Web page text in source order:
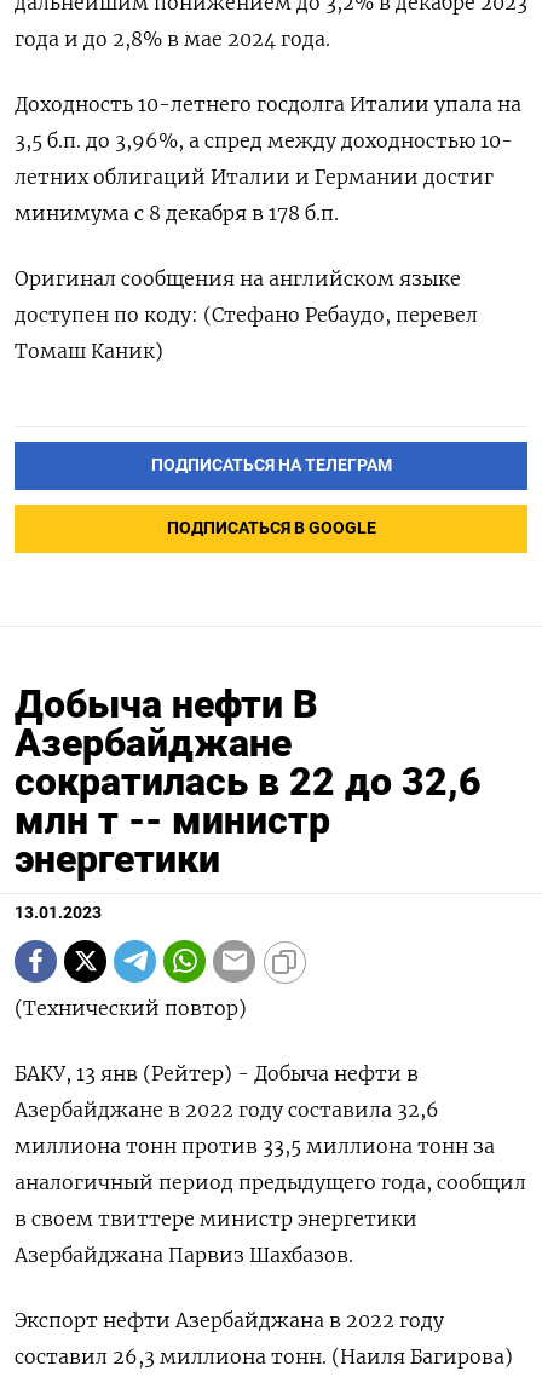
года и до 2,8% в мае 2024 года.
Доходность 10-летнего госдолга Италии упала на
3,5 б.п. до 3,96%, а спред между доходностью 10-
летних облигаций Италии и Германии достиг
минимума с 8 декабря в 178 б.п.
Оригинал сообщения на английском языке
доступен по коду: (Стефано Ребаудо, перевел
Томаш Каник)
ПОДПИСАТЬСЯ НА ТЕЛЕГРАМ
ПОДПИСАТЬСЯ В GOOGLE
Добыча нефти В
Азербайджане
сократилась в 22 до 32,6
млн т -- министр
энергетики
13.01.2023
(Технический повтор)
БАКУ, 13 янв (Рейтер) - Добыча нефти в
Азербайджане в 2022 году составила 32,6
миллиона тонн против 33,5 миллиона тонн за
аналогичный период предыдущего года, сообщил
в своем твиттере министр энергетики
Азербайджана Парвиз Шахбазов.
Экспорт нефти Азербайджана в 2022 году
составил 26,3 миллиона тонн. (Наиля Багирова)